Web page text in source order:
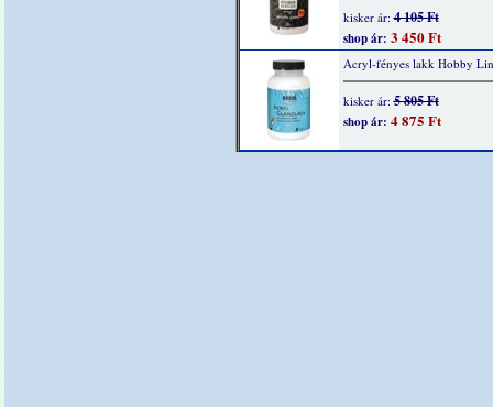
kisker ár:4 105 Ft
shop ár: 3 450 Ft
Acryl-fényes lakk Hobby
kisker ár:5 805 Ft
shop ár: 4 875 Ft